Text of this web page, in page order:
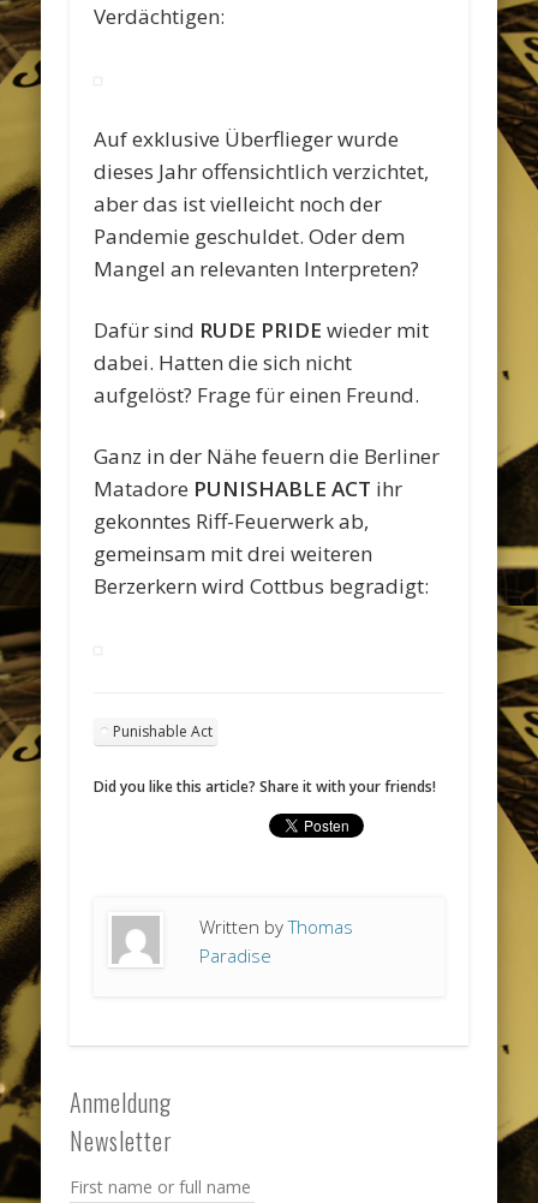
Verdächtigen:
Auf exklusive Überflieger wurde
dieses Jahr offensichtlich verzichtet,
aber das ist vielleicht noch der
Pandemie geschuldet. Oder dem
Mangel an relevanten Interpreten?
Dafür sind RUDE PRIDE wieder mit
dabei. Hatten die sich nicht
aufgelöst? Frage für einen Freund.
Ganz in der Nähe feuern die Berliner
Matadore PUNISHABLE ACT ihr
gekonntes Riff-Feuerwerk ab,
gemeinsam mit drei weiteren
Berzerkern wird Cottbus begradigt:
Punishable Act
Did you like this article? Share it with your friends!
Written byThomas
Paradise
Anmeldung
Newsletter
First name or full name